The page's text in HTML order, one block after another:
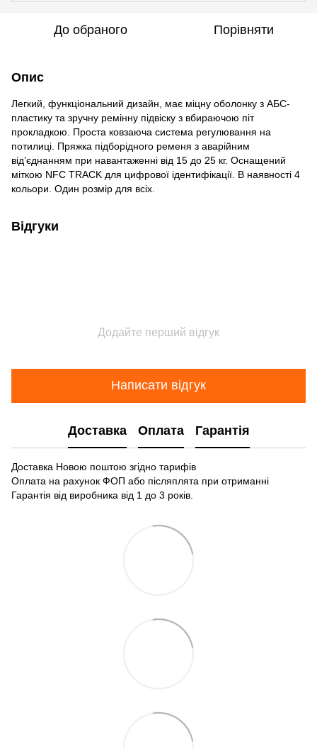
До обраного Порівняти
Опис
Легкий, функціональний дизайн, має міцну оболонку з АБС-
пластику та зручну ремінну підвіску з вбираючою піт
прокладкою. Проста ковзаюча система регулювання на
потилиці. Пряжка підборідного ременя з аварійним
від’єднанням при навантаженні від 15 до 25 кг. Оснащений
міткою NFC TRACK для цифрової ідентифікації. В наявності 4
кольори. Один розмір для всіх.
Відгуки
Додайте перший відгук
Написати відгук
Доставка Оплата Гарантія
Доставка Новою поштою згідно тарифів
Оплата на рахунок ФОП або післяплята при отриманні
Гарантія від виробника від 1 до 3 років.